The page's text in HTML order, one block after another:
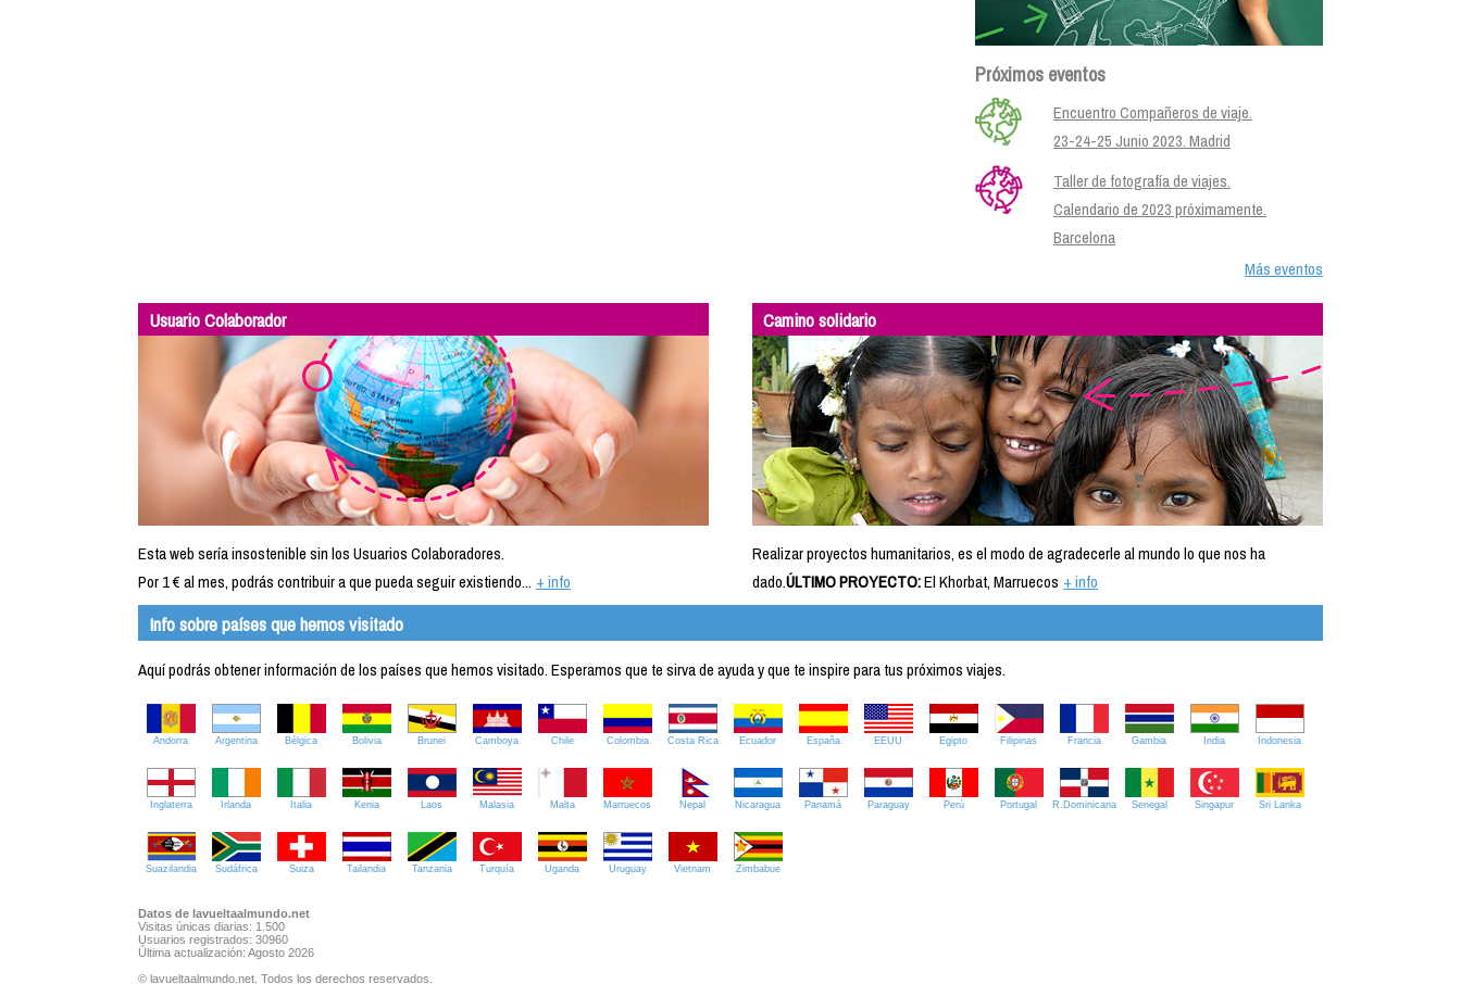
Próximos eventos
Encuentro Compañeros de viaje.
23-24-25 Junio 2023. Madrid
Taller de fotografía de viajes.
Calendario de 2023 próximamente.
Barcelona
Más eventos
Usuario Colaborador
Esta web sería insostenible sin los Usuarios Colaboradores.
Por 1 € al mes, podrás contribuir a que pueda seguir existiendo... + info
Camino solidario
Realizar proyectos humanitarios, es el modo de agradecerle al mundo lo que nos ha
dado.ÚLTIMO PROYECTO:El Khorbat, Marruecos + info
Info sobre países que hemos visitado
Aquí podrás obtener información de los países que hemos visitado. Esperamos que te sirva de ayuda y que te inspire para tus próximos viajes.
Andorra Argentina Bélgica Bolivia Brunei Camboya Chile Colombia Costa Rica Ecuador España EEUU Egipto Filipinas Francia Gambia India Indonesia
Inglaterra Irlanda Italia Kenia Laos Malasia Malta Marruecos Nepal Nicaragua Panamá Paraguay Perú Portugal R.Dominicana Senegal Singapur Sri Lanka
Suazilandia Sudáfrica Suiza Tailandia Tanzania Turquía Uganda Uruguay Vietnam Zimbabue
Datos de lavueltaalmundo.net
Visitas únicas diarias: 1.500
Usuarios registrados: 30960
Última actualización: Agosto 2026
© lavueltaalmundo.net. Todos los derechos reservados.